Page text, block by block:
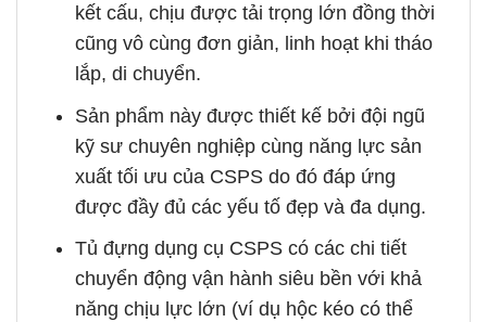
kết cấu, chịu được tải trọng lớn đồng thời
cũng vô cùng đơn giản, linh hoạt khi tháo
lắp, di chuyển.
Sản phẩm này được thiết kế bởi đội ngũ
kỹ sư chuyên nghiệp cùng năng lực sản
xuất tối ưu của CSPS do đó đáp ứng
được đầy đủ các yếu tố đẹp và đa dụng.
Tủ đựng dụng cụ CSPS có các chi tiết
chuyển động vận hành siêu bền với khả
năng chịu lực lớn (ví dụ hộc kéo có thể